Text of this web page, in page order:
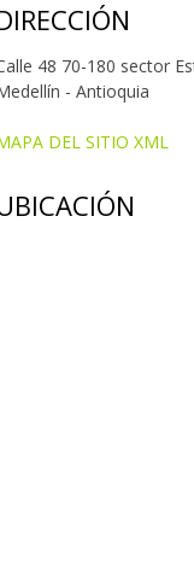
48 70-180 sector
- Antioquia
DEL SITIO XML